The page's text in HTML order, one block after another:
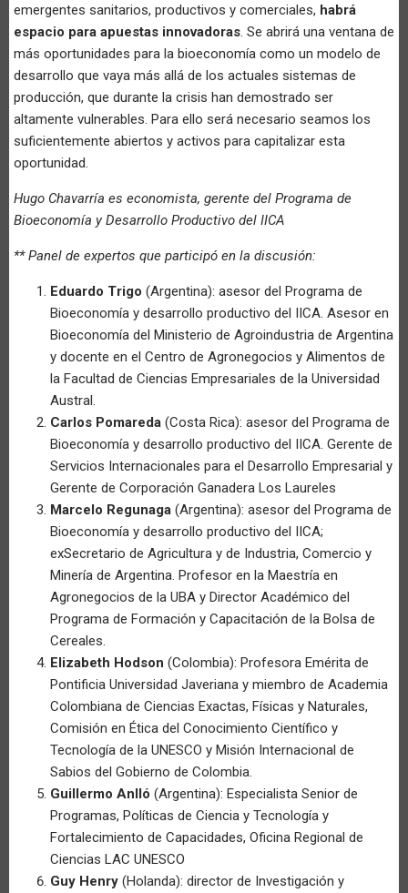
emergentes sanitarios, productivos y comerciales, habrá
espacio para apuestas innovadoras. Se abrirá una ventana de
más oportunidades para la bioeconomía como un modelo de
desarrollo que vaya más allá de los actuales sistemas de
producción, que durante la crisis han demostrado ser
altamente vulnerables. Para ello será necesario seamos los
suficientemente abiertos y activos para capitalizar esta
oportunidad.
Hugo Chavarría es economista, gerente del Programa de
Bioeconomía y Desarrollo Productivo del IICA
** Panel de expertos que participó en la discusión:
Eduardo Trigo (Argentina): asesor del Programa de
Bioeconomía y desarrollo productivo del IICA. Asesor en
Bioeconomía del Ministerio de Agroindustria de Argentina
y docente en el Centro de Agronegocios y Alimentos de
la Facultad de Ciencias Empresariales de la Universidad
Austral.
Carlos Pomareda (Costa Rica): asesor del Programa de
Bioeconomía y desarrollo productivo del IICA. Gerente de
Servicios Internacionales para el Desarrollo Empresarial y
Gerente de Corporación Ganadera Los Laureles
Marcelo Regunaga (Argentina): asesor del Programa de
Bioeconomía y desarrollo productivo del IICA;
exSecretario de Agricultura y de Industria, Comercio y
Minería de Argentina. Profesor en la Maestría en
Agronegocios de la UBA y Director Académico del
Programa de Formación y Capacitación de la Bolsa de
Cereales.
Elizabeth Hodson (Colombia): Profesora Emérita de
Pontificia Universidad Javeriana y miembro de Academia
Colombiana de Ciencias Exactas, Físicas y Naturales,
Comisión en Ética del Conocimiento Científico y
Tecnología de la UNESCO y Misión Internacional de
Sabios del Gobierno de Colombia.
Guillermo Anlló (Argentina): Especialista Senior de
Programas, Políticas de Ciencia y Tecnología y
Fortalecimiento de Capacidades, Oficina Regional de
Ciencias LAC UNESCO
Guy Henry (Holanda): director de Investigación y